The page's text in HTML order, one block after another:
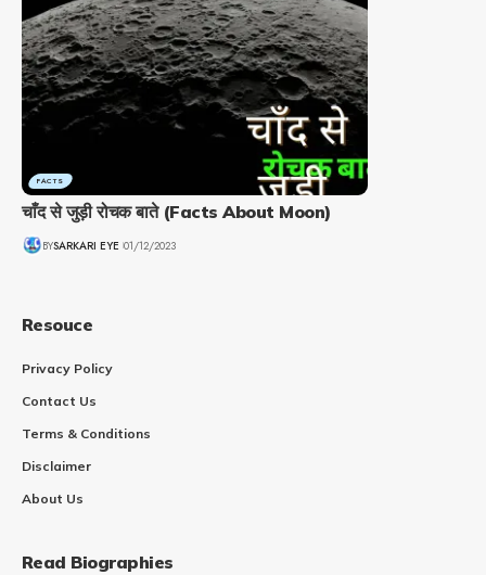
FACTS
चाँद से जुड़ी रोचक बाते (Facts About Moon)
BYSARKARI EYE 01/12/2023
Resouce
Privacy Policy
Contact Us
Terms & Conditions
Disclaimer
About Us
Read Biographies